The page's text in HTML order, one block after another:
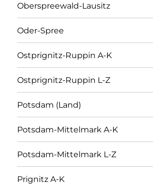
Oberspreewald-Lausitz
Oder-Spree
Ostprignitz-Ruppin A-K
Ostprignitz-Ruppin L-Z
Potsdam (Land)
Potsdam-Mittelmark A-K
Potsdam-Mittelmark L-Z
Prignitz A-K